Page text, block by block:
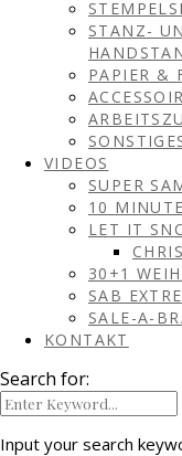
STANZ-
PAPIER &
VIDEOS
SUPER
10
LET IT
30+1
SAB
SALE-A-
KONTAKT
Search for:
Input your search